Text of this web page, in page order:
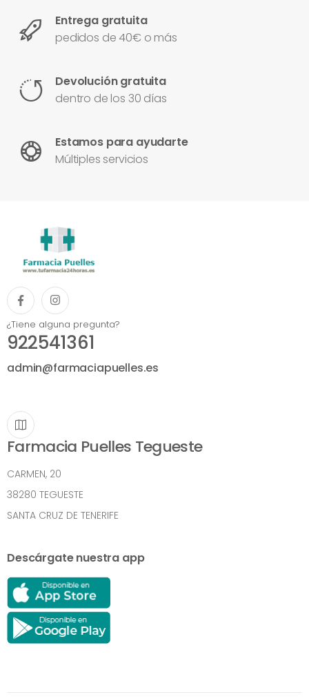
Entrega gratuita
pedidos de 40€ o más
Devolución gratuita
dentro de los 30 días
Estamos para ayudarte
Múltiples servicios
¿Tiene alguna pregunta?
922541361
admin@farmaciapuelles.es
Farmacia Puelles Tegueste
CARMEN, 20
38280 TEGUESTE
SANTA CRUZ DE TENERIFE
Descárgate nuestra app